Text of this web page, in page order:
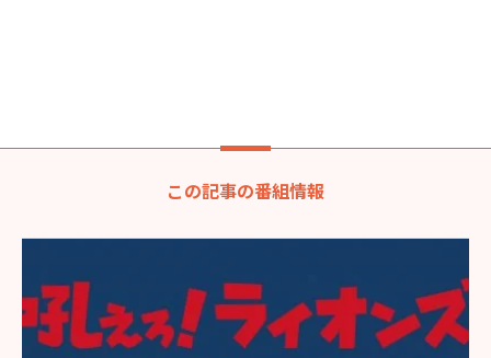
この記事の番組情報